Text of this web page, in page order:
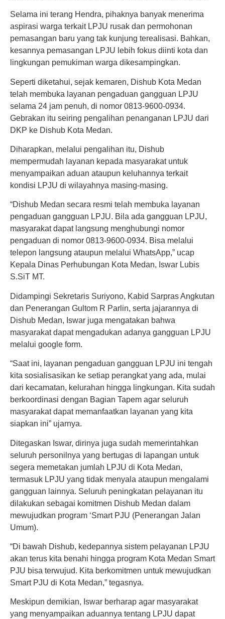
Selama ini terang Hendra, pihaknya banyak menerima
aspirasi warga terkait LPJU rusak dan permohonan
pemasangan baru yang tak kunjung terealisasi. Bahkan,
kesannya pemasangan LPJU lebih fokus diinti kota dan
lingkungan pemukiman warga dikesampingkan.
Seperti diketahui, sejak kemaren, Dishub Kota Medan
telah membuka layanan pengaduan gangguan LPJU
selama 24 jam penuh, di nomor 0813-9600-0934.
Gebrakan itu seiring pengalihan penanganan LPJU dari
DKP ke Dishub Kota Medan.
Diharapkan, melalui pengalihan itu, Dishub
mempermudah layanan kepada masyarakat untuk
menyampaikan aduan ataupun keluhannya terkait
kondisi LPJU di wilayahnya masing-masing.
“Dishub Medan secara resmi telah membuka layanan
pengaduan gangguan LPJU. Bila ada gangguan LPJU,
masyarakat dapat langsung menghubungi nomor
pengaduan di nomor 0813-9600-0934. Bisa melalui
telepon langsung ataupun melalui WhatsApp,” ucap
Kepala Dinas Perhubungan Kota Medan, Iswar Lubis
S.SiT MT.
Didampingi Sekretaris Suriyono, Kabid Sarpras Angkutan
dan Penerangan Gultom R Parlin, serta jajarannya di
Dishub Medan, Iswar juga mengatakan bahwa
masyarakat dapat mengadukan adanya gangguan LPJU
melalui google form.
“Saat ini, layanan pengaduan gangguan LPJU ini tengah
kita sosialisasikan ke setiap perangkat yang ada, mulai
dari kecamatan, kelurahan hingga lingkungan. Kita sudah
berkoordinasi dengan Bagian Tapem agar seluruh
masyarakat dapat memanfaatkan layanan yang kita
siapkan ini” ujarnya.
Ditegaskan Iswar, dirinya juga sudah memerintahkan
seluruh personilnya yang bertugas di lapangan untuk
segera memetakan jumlah LPJU di Kota Medan,
termasuk LPJU yang tidak menyala ataupun mengalami
gangguan lainnya. Seluruh peningkatan pelayanan itu
dilakukan sebagai komitmen Dishub Medan dalam
mewujudkan program ‘Smart PJU (Penerangan Jalan
Umum).
“Di bawah Dishub, kedepannya sistem pelayanan LPJU
akan terus kita benahi hingga program Kota Medan Smart
PJU bisa terwujud. Kita berkomitmen untuk mewujudkan
Smart PJU di Kota Medan,” tegasnya.
Meskipun demikian, Iswar berharap agar masyarakat
yang menyampaikan aduannya tentang LPJU dapat